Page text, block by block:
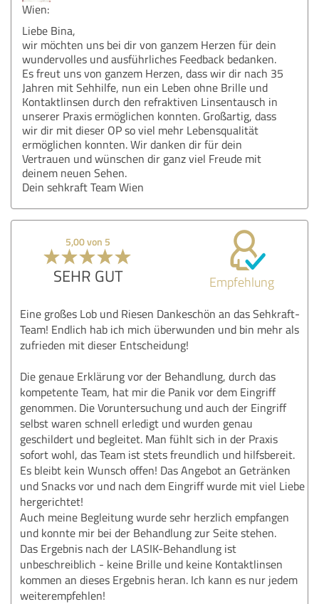
Wien:
Liebe Bina,
wir möchten uns bei dir von ganzem Herzen für dein
wundervolles und ausführliches Feedback bedanken.
Es freut uns von ganzem Herzen, dass wir dir nach 35
Jahren mit Sehhilfe, nun ein Leben ohne Brille und
Kontaktlinsen durch den refraktiven Linsentausch in
unserer Praxis ermöglichen konnten. Großartig, dass
wir dir mit dieser OP so viel mehr Lebensqualität
ermöglichen konnten. Wir danken dir für dein
Vertrauen und wünschen dir ganz viel Freude mit
deinem neuen Sehen.
Dein sehkraft Team Wien
5,00 von 5
SEHR GUT Empfehlung
Eine großes Lob und Riesen Dankeschön an das Sehkraft-
Team! Endlich hab ich mich überwunden und bin mehr als
zufrieden mit dieser Entscheidung!
Die genaue Erklärung vor der Behandlung, durch das
kompetente Team, hat mir die Panik vor dem Eingriff
genommen. Die Voruntersuchung und auch der Eingriff
selbst waren schnell erledigt und wurden genau
geschildert und begleitet. Man fühlt sich in der Praxis
sofort wohl, das Team ist stets freundlich und hilfsbereit.
Es bleibt kein Wunsch offen! Das Angebot an Getränken
und Snacks vor und nach dem Eingriff wurde mit viel Liebe
hergerichtet!
Auch meine Begleitung wurde sehr herzlich empfangen
und konnte mir bei der Behandlung zur Seite stehen.
Das Ergebnis nach der LASIK-Behandlung ist
unbeschreiblich - keine Brille und keine Kontaktlinsen
kommen an dieses Ergebnis heran. Ich kann es nur jedem
weiterempfehlen!